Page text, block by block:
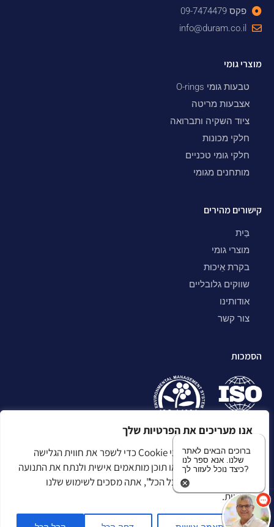
אנו מעריכים את הפרטיות שלך
אנו משתמשים בקובצי Cookie כדי לשפר את חווית הגלישה
שלך, להציג מודעות או תוכן מותאמים אישית ולנתח את התנועה
שלנו. בלחיצה על "קבל הכל", אתה מסכים לשימוש שלנו
בעוגיות.
פקס 09-7474479
info@duram.co.il
מוצרי גומי
טבעות גומי O-rings
אצבעות מריטה
ציוד השקיה ותברואה
חלקי מכונות
חלקי גומי טכניים
מותחנים מגומי
קישורים מהירים
בַּיִת
מוצרי גומי
בקרת אֵיכוּת
שווקים גלובליים
אודותינו
צור קשר
הסמכות
מדיניות פרטיות הצהרת נגישות מפת אתר
ברוכים הבאים לאתר
שלנו. אנא ספר לנו
כיצד נוכל לעזור לך?